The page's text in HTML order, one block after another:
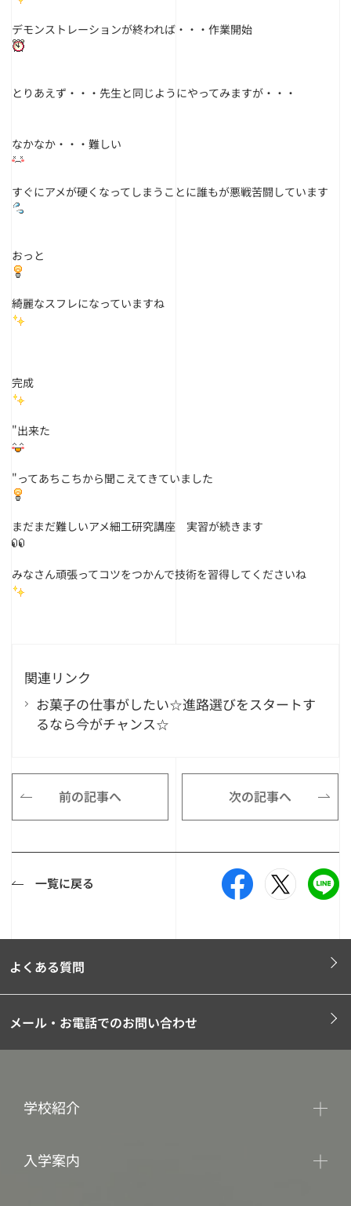
デモンストレーションが終われば・・・作業開始
とりあえず・・・先生と同じようにやってみますが・・・
なかなか・・・難しい
すぐにアメが硬くなってしまうことに誰もが悪戦苦闘しています
おっと
綺麗なスフレになっていますね
完成
"出来た
"ってあちこちから聞こえてきていました
まだまだ難しいアメ細工研究講座 実習が続きます
みなさん頑張ってコツをつかんで技術を習得してくださいね
関連リンク
お菓子の仕事がしたい☆進路選びをスタートす
るなら今がチャンス☆
前の記事へ 次の記事へ
一覧に戻る
よくある質問
メール・お電話でのお問い合わせ
学校紹介
入学案内